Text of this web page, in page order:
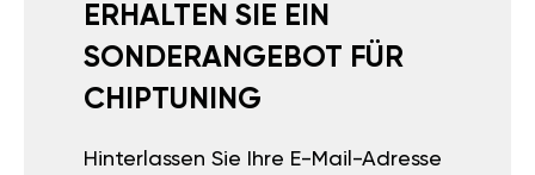
ERHALTEN SIE EIN
SONDERANGEBOT FÜR
CHIPTUNING
Hinterlassen Sie Ihre E-Mail-Adresse